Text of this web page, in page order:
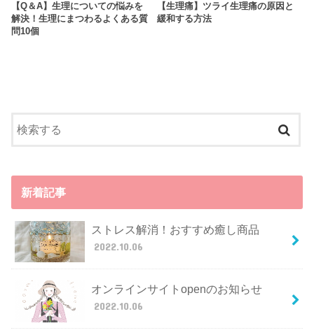
【Q＆A】生理についての悩みを
解決！生理にまつわるよくある質
問10個
【生理痛】ツライ生理痛の原因と
緩和する方法
新着記事
ストレス解消！おすすめ癒し商品
2022.10.06
オンラインサイトopenのお知らせ
2022.10.06